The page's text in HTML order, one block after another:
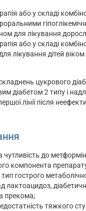
або у складі
для лікування
або у складі
лікування дітей віком
цукрового
діабетом 2 типу і
лінії після
чутливість до
компонента
гострого
лактоацидоз,
прекома;
тяжкого